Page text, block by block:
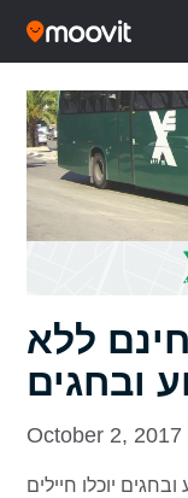
ללא
ובחגים
October 2, 2017
בסופי שבוע ובחגים יוכלו חיילים